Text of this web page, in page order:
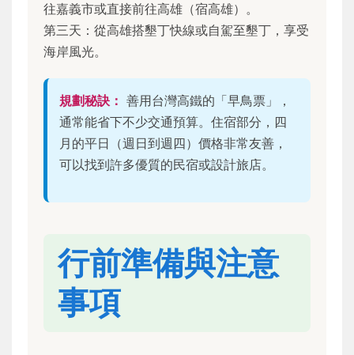
往嘉義市或直接前往高雄（宿高雄）。
第三天：從高雄搭墾丁快線或自駕至墾丁，享受
海岸風光。
規劃秘訣： 善用台灣高鐵的「早鳥票」，
通常能省下不少交通預算。住宿部分，四
月的平日（週日到週四）價格非常友善，
可以找到許多優質的民宿或設計旅店。
行前準備與注意
事項